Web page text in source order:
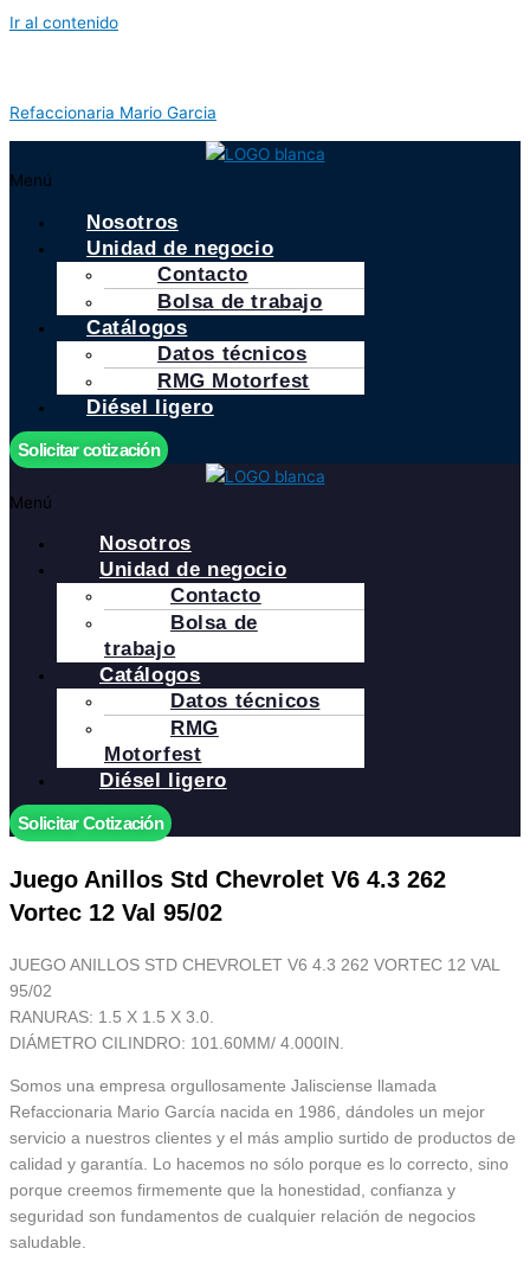
Ir al contenido
Refaccionaria Mario Garcia
Menú
Nosotros
Unidad de negocio
Contacto
Bolsa de trabajo
Catálogos
Datos técnicos
RMG Motorfest
Diésel ligero
Solicitar cotización
Menú
Nosotros
Unidad de negocio
Contacto
Bolsa de
trabajo
Catálogos
Datos técnicos
RMG
Motorfest
Diésel ligero
Solicitar Cotización
Juego Anillos Std Chevrolet V6 4.3 262
Vortec 12 Val 95/02
JUEGO ANILLOS STD CHEVROLET V6 4.3 262 VORTEC 12 VAL
95/02
RANURAS: 1.5 X 1.5 X 3.0.
DIÁMETRO CILINDRO: 101.60MM/ 4.000IN.
Somos una empresa orgullosamente Jalisciense llamada
Refaccionaria Mario García nacida en 1986, dándoles un mejor
servicio a nuestros clientes y el más amplio surtido de productos de
calidad y garantía. Lo hacemos no sólo porque es lo correcto, sino
porque creemos firmemente que la honestidad, confianza y
seguridad son fundamentos de cualquier relación de negocios
saludable.